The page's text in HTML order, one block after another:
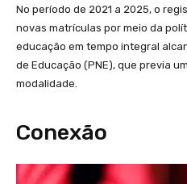
No período de 2021 a 2025, o
novas matrículas por meio da
educação em tempo integral
de Educação (PNE), que previa
modalidade.
Conexão